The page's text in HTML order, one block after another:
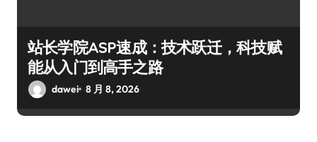
站长学院ASP速成：技术跃迁，科技赋
能从入门到高手之路
dawei 8 月 8, 2026